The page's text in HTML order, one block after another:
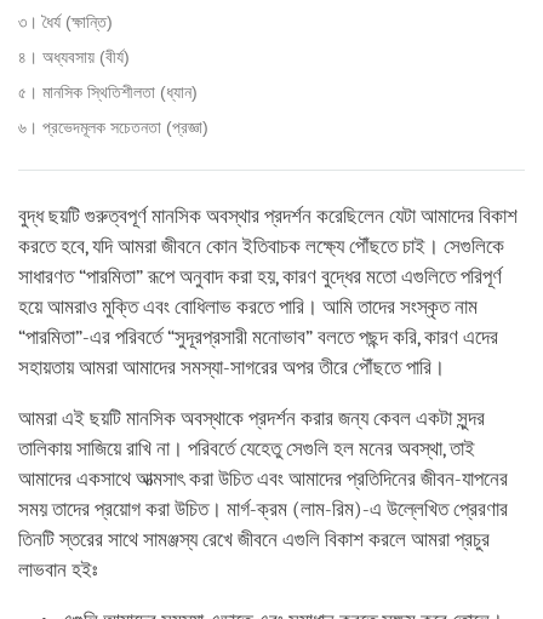
৩। ধৈর্য (ক্ষান্তি)
৪। অধ্যবসায় (বীর্য)
৫। মানসিক স্থিতিশীলতা (ধ্যান)
৬। প্রভেদমূলক সচেতনতা (প্রজ্ঞা)
বুদ্ধ ছয়টি গুরুত্বপূর্ণ মানসিক অবস্থার প্রদর্শন করেছিলেন যেটা আমাদের বিকাশ
করতে হবে, যদি আমরা জীবনে কোন ইতিবাচক লক্ষ্যে পৌঁছতে চাই। সেগুলিকে
সাধারণত “পারমিতা” রূপে অনুবাদ করা হয়, কারণ বুদ্ধের মতো এগুলিতে পরিপূর্ণ
হয়ে আমরাও মুক্তি এবং বোধিলাভ করতে পারি। আমি তাদের সংস্কৃত নাম
“পারমিতা”-এর পরিবর্তে “সুদূরপ্রসারী মনোভাব” বলতে পছন্দ করি, কারণ এদের
সহায়তায় আমরা আমাদের সমস্যা-সাগরের অপর তীরে পৌঁছতে পারি।
আমরা এই ছয়টি মানসিক অবস্থাকে প্রদর্শন করার জন্য কেবল একটা সুন্দর
তালিকায় সাজিয়ে রাখি না। পরিবর্তে যেহেতু সেগুলি হল মনের অবস্থা, তাই
আমাদের একসাথে আত্মসাৎ করা উচিত এবং আমাদের প্রতিদিনের জীবন-যাপনের
সময় তাদের প্রয়োগ করা উচিত। মার্গ-ক্রম (লাম-রিম)-এ উল্লেখিত প্রেরণার
তিনটি স্তরের সাথে সামঞ্জস্য রেখে জীবনে এগুলি বিকাশ করলে আমরা প্রচুর
লাভবান হইঃ